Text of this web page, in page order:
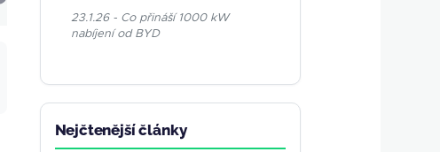
23.1.26 - Co přináší 1000 kW
nabíjení od BYD
Nejčtenější články